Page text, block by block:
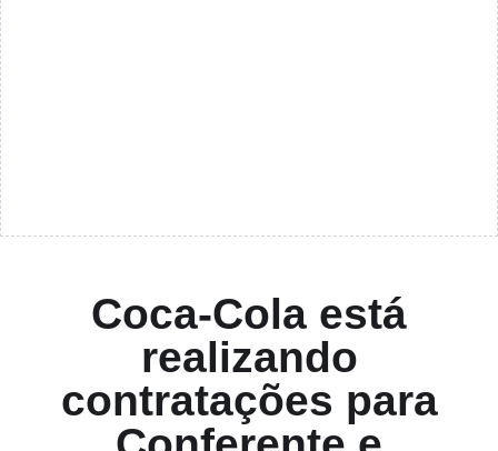
Coca-Cola está
realizando
contratações para